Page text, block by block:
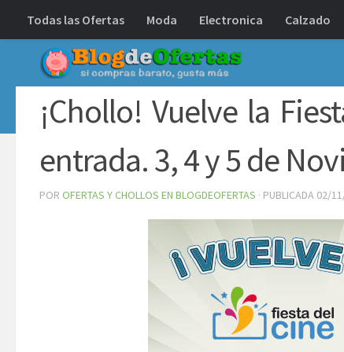
Debajo del contenido
Todas las Ofertas Moda Electronica Calzado
¡Chollo! Vuelve la
entrada. 3, 4 y 5 de
POR OFERTAS Y CHOLLOS EN BLOGDEOFERTAS · PUBLICADA 02/